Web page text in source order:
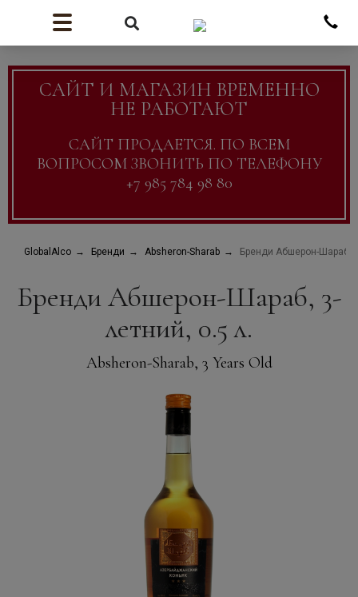
САЙТ И МАГАЗИН ВРЕМЕННО
НЕ РАБОТАЮТ
САЙТ ПРОДАЕТСЯ. ПО ВСЕМ
ВОПРОСОМ ЗВОНИТЬ ПО ТЕЛЕФОНУ
+7 985 784 98 80
GlobalAlco Бренди Absheron-Sharab Бренди Абшерон-Шараб,
Бренди Абшерон-Шараб, 3-
летний, 0.5 л.
Absheron-Sharab, 3 Years Old